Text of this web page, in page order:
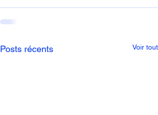
Posts récents Voir tout